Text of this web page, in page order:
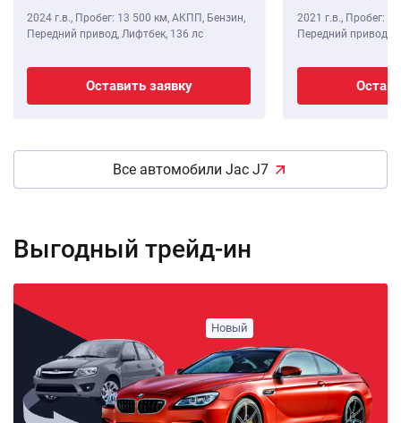
2024 г.в., Пробег: 13 500 км, АКПП, Бензин,
Передний привод, Лифтбек, 136 лс
Оставить заявку
2021 г.в., Пробег:
Передний привод,
Все автомобили Jac J7
Выгодный трейд-ин